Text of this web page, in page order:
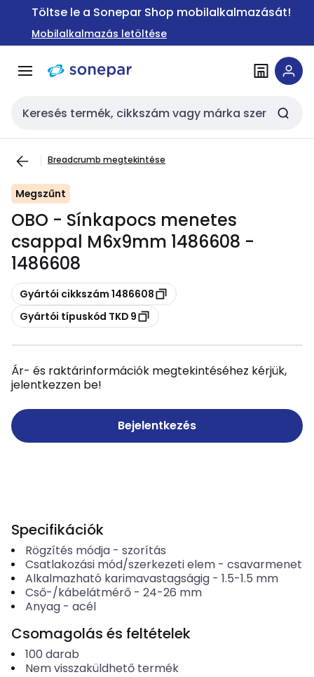
Ugrás a
Ugrás a
tartalomra
Töltse le a Sonepar Shop mobilalkalmazását!
Mobilalkalmazás letöltése
Keresési bemenet
Breadcrumb megtekintése
Megszűnt
OBO - Sínkapocs menetes
csappal M6x9mm 1486608 -
1486608
Másolás
Gyártói cikkszám 1486608
Másolás
Gyártói típuskód TKD 9
Ár- és raktárinformációk megtekintéséhez kérjük,
jelentkezzen be!
Bejelentkezés
Specifikációk
Rögzítés módja- szorítás
Csatlakozási mód/szerkezeti elem- csavarmenet
Alkalmazható karimavastagságig- 1.5-1.5 mm
Cső-/kábelátmérő- 24-26 mm
Anyag- acél
Csomagolás és feltételek
100 darab
Nem visszaküldhető termék